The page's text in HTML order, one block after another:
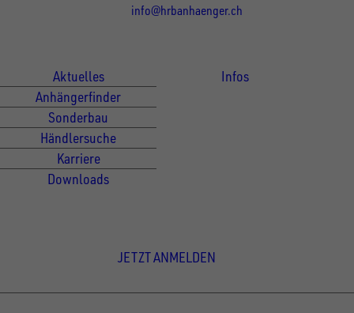
info@hrbanhaenger.ch
Aktuelles
Anhängerfinder
Sonderbau
Händlersuche
Karriere
Downloads
Infos
JETZT ANMELDEN